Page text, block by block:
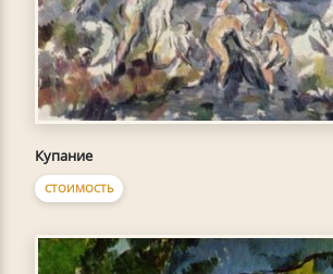
Купание
СТОИМОСТЬ